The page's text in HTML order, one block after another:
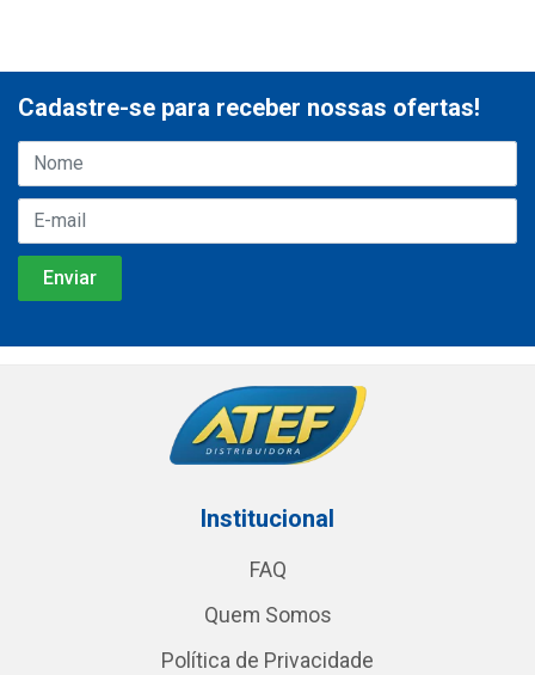
Cadastre-se para receber nossas ofertas!
Institucional
FAQ
Quem Somos
Política de Privacidade